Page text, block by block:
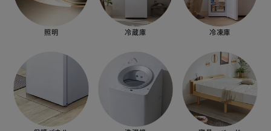
照明 冷蔵庫 冷凍庫